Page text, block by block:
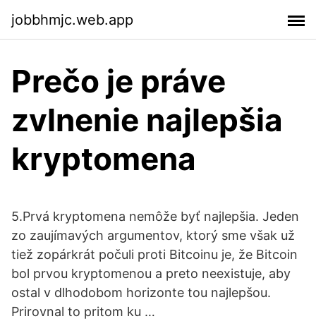
jobbhmjc.web.app
Prečo je práve
zvlnenie najlepšia
kryptomena
5.Prvá kryptomena nemôže byť najlepšia. Jeden
zo zaujímavých argumentov, ktorý sme však už
tiež zopárkrát počuli proti Bitcoinu je, že Bitcoin
bol prvou kryptomenou a preto neexistuje, aby
ostal v dlhodobom horizonte tou najlepšou.
Prirovnal to pritom ku …